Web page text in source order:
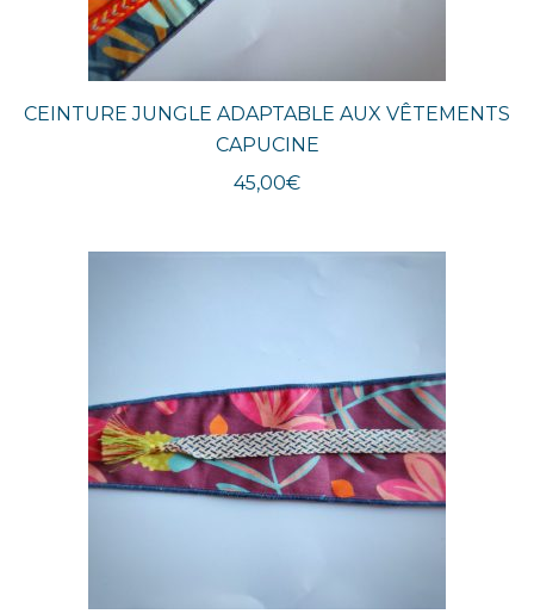
CEINTURE JUNGLE ADAPTABLE AUX VÊTEMENTS
CAPUCINE
45,00€